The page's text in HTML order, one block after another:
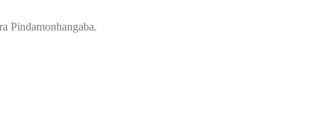
Pindamonhangaba.